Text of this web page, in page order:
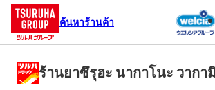
ค้นหาร้านค้า
ร้านยาซึรุฮะ นากาโนะ วากา